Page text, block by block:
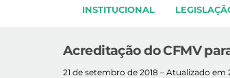
INSTITUCIONAL
Acreditação do CFMV
21 de setembro de 2018 – Atualizado em